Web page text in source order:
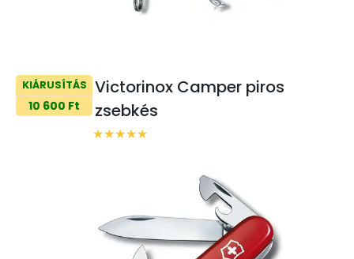
KIÁRUSÍTÁS
10 600 Ft
Victorinox Camper piros
zsebkés